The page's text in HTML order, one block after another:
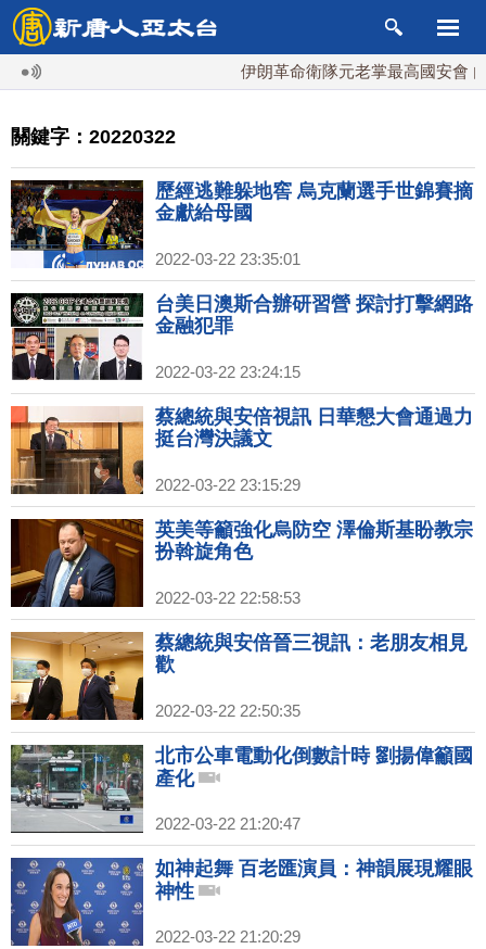
伊朗革命衛隊元老掌最高國安會 內鬥升
關鍵字：20220322
歷經逃難躲地窖 烏克蘭選手世錦賽摘
金獻給母國
2022-03-22 23:35:01
台美日澳斯合辦研習營 探討打擊網路
金融犯罪
2022-03-22 23:24:15
蔡總統與安倍視訊 日華懇大會通過力
挺台灣決議文
2022-03-22 23:15:29
英美等籲強化烏防空 澤倫斯基盼教宗
扮斡旋角色
2022-03-22 22:58:53
蔡總統與安倍晉三視訊：老朋友相見
歡
2022-03-22 22:50:35
北市公車電動化倒數計時 劉揚偉籲國
產化
2022-03-22 21:20:47
如神起舞 百老匯演員：神韻展現耀眼
神性
2022-03-22 21:20:29